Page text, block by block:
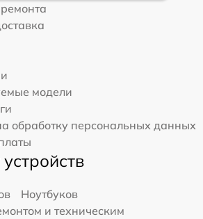
модели
обработку персональных данных
Ноутбуков
и техническим